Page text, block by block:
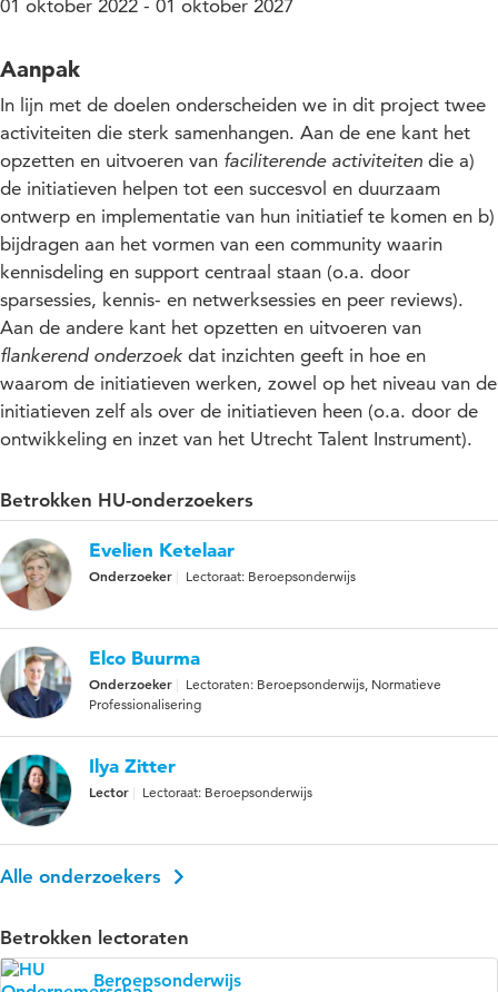
01 oktober 2022 - 01 oktober 2027
Aanpak
In lijn met de doelen onderscheiden we in dit project twee
activiteiten die sterk samenhangen. Aan de ene kant het
opzetten en uitvoeren van faciliterende activiteiten die a)
de initiatieven helpen tot een succesvol en duurzaam
ontwerp en implementatie van hun initiatief te komen en b)
bijdragen aan het vormen van een community waarin
kennisdeling en support centraal staan (o.a. door
sparsessies, kennis- en netwerksessies en peer reviews).
Aan de andere kant het opzetten en uitvoeren van
flankerend onderzoek dat inzichten geeft in hoe en
waarom de initiatieven werken, zowel op het niveau van de
initiatieven zelf als over de initiatieven heen (o.a. door de
ontwikkeling en inzet van het Utrecht Talent Instrument).
Betrokken HU-onderzoekers
Evelien Ketelaar
Onderzoeker Lectoraat: Beroepsonderwijs
Elco Buurma
Onderzoeker
Lectoraten: Beroepsonderwijs, Normatieve
Professionalisering
Ilya Zitter
Lector Lectoraat: Beroepsonderwijs
Alle onderzoekers
Betrokken lectoraten
Beroepsonderwijs